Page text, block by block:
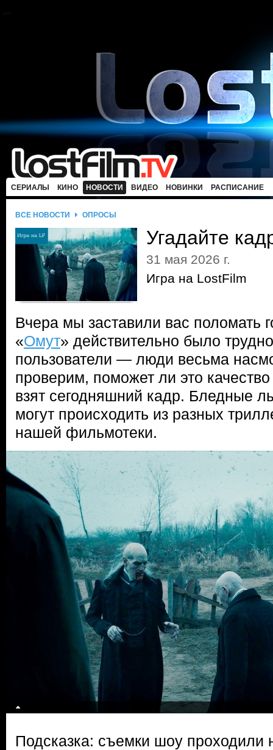
СЕРИАЛЫ КИНО НОВОСТИ ВИДЕО НОВИНКИ РАСПИСАНИЕ
ВСЕ НОВОСТИ ОПРОСЫ
Угадайте
31 мая 2026 г.
Игра на LostFilm
Вчера мы заставили вас поломать
«Омут» действительно было
пользователи — люди весьма
проверим, поможет ли это
взят сегодняшний кадр. Бледные
могут происходить из разных
нашей фильмотеки.
Подсказка: съемки шоу проходили